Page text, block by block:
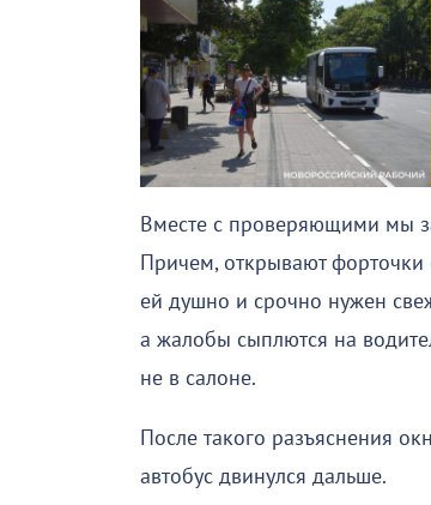
Вместе с проверяющими мы
Причем, открывают форточки
ей душно и срочно нужен
а жалобы сыплются на
не в салоне.
После такого разъяснения
автобус двинулся дальше.